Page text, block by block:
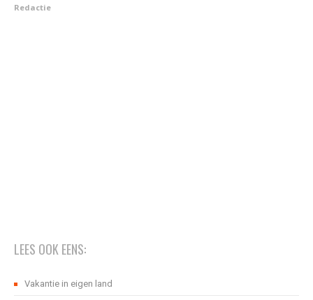
Redactie
LEES OOK EENS:
Vakantie in eigen land